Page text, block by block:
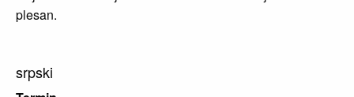
plesan.
srpski